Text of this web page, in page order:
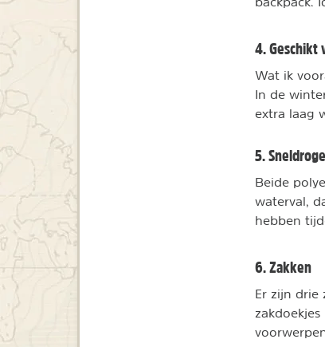
4. Geschikt
Wat ik
In de
extra laag
5.
Beide
waterval,
hebben
6. Zakken
Er zijn drie